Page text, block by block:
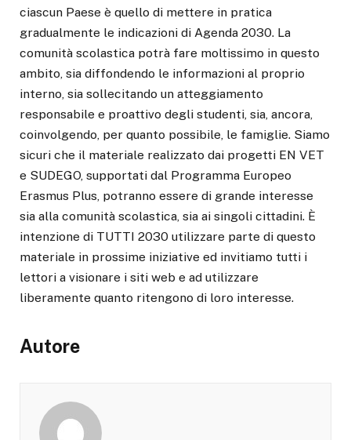
ciascun Paese è quello di mettere in pratica
gradualmente le indicazioni di Agenda 2030. La
comunità scolastica potrà fare moltissimo in questo
ambito, sia diffondendo le informazioni al proprio
interno, sia sollecitando un atteggiamento
responsabile e proattivo degli studenti, sia, ancora,
coinvolgendo, per quanto possibile, le famiglie. Siamo
sicuri che il materiale realizzato dai progetti EN VET
e SUDEGO, supportati dal Programma Europeo
Erasmus Plus, potranno essere di grande interesse
sia alla comunità scolastica, sia ai singoli cittadini. È
intenzione di TUTTI 2030 utilizzare parte di questo
materiale in prossime iniziative ed invitiamo tutti i
lettori a visionare i siti web e ad utilizzare
liberamente quanto ritengono di loro interesse.
Autore